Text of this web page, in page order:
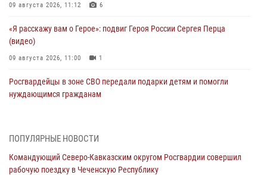
09 августа 2026, 11:12 6
«Я расскажу вам о Герое»: подвиг Героя России Сергея Перца
(видео)
09 августа 2026, 11:00 1
Росгвардейцы в зоне СВО передали подарки детям и помогли
нуждающимся гражданам
В Чеченской Республике пожарные расчеты Росгвардии и МЧС
09 августа 2026, 08:00
ПОПУЛЯРНЫЕ НОВОСТИ
Командующий Северо-Кавказским округом Росгвардии совершил
рабочую поездку в Чеченскую Республику